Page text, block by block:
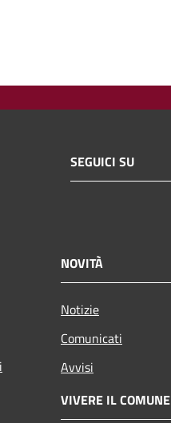
SEGUICI SU
NOVITÀ
Notizie
Comunicati
Avvisi
VIVERE IL COMUNE